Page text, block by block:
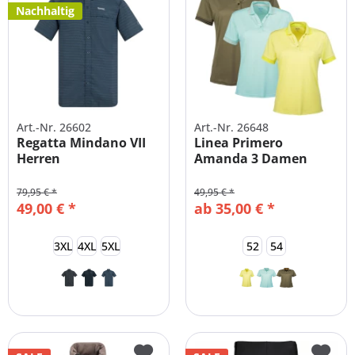
Nachhaltig
Art.-Nr. 26602
Regatta Mindano VII
Herren
49,00 € *
79,95 € *
3XL 4XL 5XL
Art.-Nr. 26648
Linea Primero
Amanda 3 Damen
ab 35,00 € *
49,95 € *
52 54